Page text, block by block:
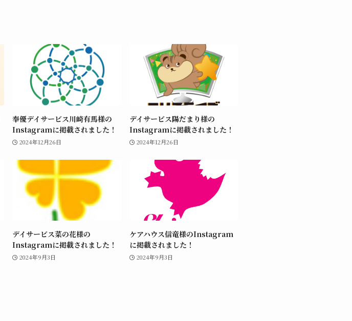
奉優デイサービス川崎有馬様の
Instagramに掲載されました！
2024年12月26日
デイサービス陽だまり様の
Instagramに掲載されました！
2024年12月26日
デイサービス菜の花様の
Instagramに掲載されました！
2024年9月3日
ケアハウス信竜様のInstagram
に掲載されました！
2024年9月3日